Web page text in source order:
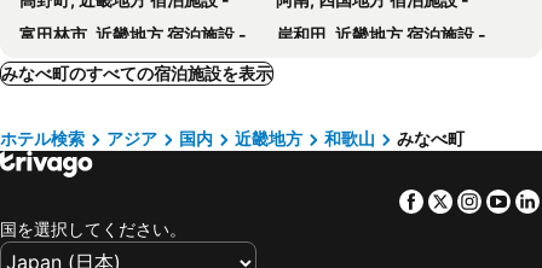
おんせん民宿望海
ビジネスホテルパール
和みの宿いろり
湯処 むろべ
A Restaurant Where You Can Stay
ビジネスホテルアオイプラザ
Business Hotel B,loom - Vacation STAY 38190v
パークサイドホテル
Guesthouse Ogawaya
QUAYTH l キース
Nankishirahama Onsen Ryori No Yado Sakinoya
富田林市, 近畿地方 宿泊施設 -
岸和田, 近畿地方 宿泊施設 -
橋本, 近畿地方 宿泊施設 -
和泉市, 近畿地方 宿泊施設 -
太地町, 近畿地方 宿泊施設 -
王寺町, 近畿地方 宿泊施設 -
小松島市, 四国地方 宿泊施設 -
大阪, 近畿地方 宿泊施設 -
みなべ町のすべての宿泊施設を表示
ホテル検索 アジア 国内 近畿地方 和歌山 みなべ町
Facebook
Twitter
国を選択してください。